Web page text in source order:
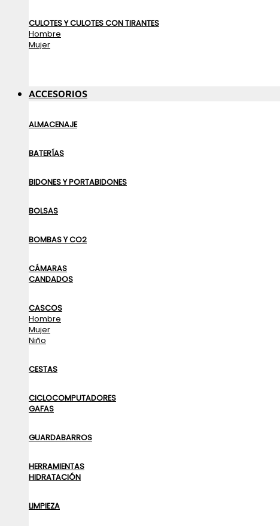
CULOTES Y CULOTES CON TIRANTES
Hombre
Mujer
ACCESORIOS
ALMACENAJE
BATERÍAS
BIDONES Y PORTABIDONES
BOLSAS
BOMBAS Y CO2
CÁMARAS
CANDADOS
CASCOS
Hombre
Mujer
Niño
CESTAS
CICLOCOMPUTADORES
GAFAS
GUARDABARROS
HERRAMIENTAS
HIDRATACIÓN
LIMPIEZA